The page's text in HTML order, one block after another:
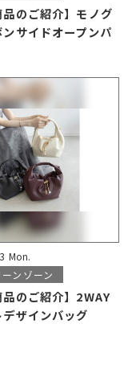
品のご紹介】モノグ
ンサイドオープンパ
Mon.
ンゾーン
品のご紹介】2WAY
デザインバッグ